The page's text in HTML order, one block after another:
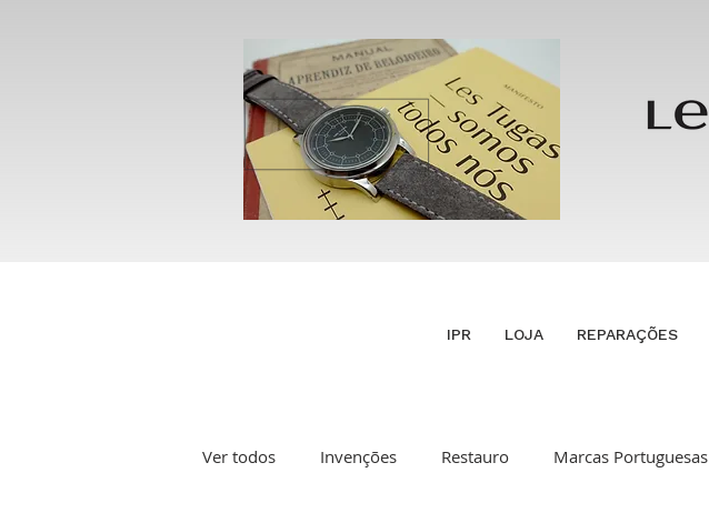
IPR LOJA REPARAÇÕES
Ver todos Invenções Restauro Marcas Portuguesas